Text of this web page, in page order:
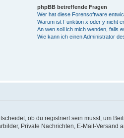
phpBB betreffende Fragen
Wer hat diese Forensoftware
Warum ist Funktion x oder y nicht
An wen soll ich mich wenden, falls
Wie kann ich einen Administrator
ob du registriert sein musst, um
Private Nachrichten, E-Mail-